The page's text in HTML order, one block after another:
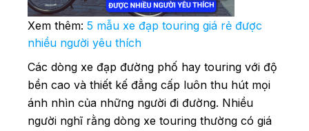
Xem thêm: 5 mẫu xe đạp touring giá rẻ được
nhiều người yêu thích
Các dòng xe đạp đường phố hay touring với độ
bền cao và thiết kế đẳng cấp luôn thu hút mọi
ánh nhìn của những người đi đường. Nhiều
người nghĩ rằng dòng xe touring thường có giá